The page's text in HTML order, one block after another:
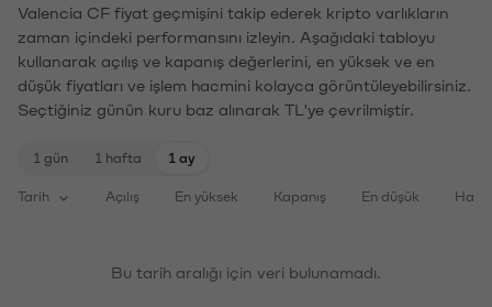
Valencia CF fiyat geçmişini takip ederek kripto varlıkların
zaman içindeki performansını izleyin. Aşağıdaki tabloyu
kullanarak açılış ve kapanış değerlerini, en yüksek ve en
düşük fiyatları ve işlem hacmini kolayca görüntüleyebilirsiniz.
Seçtiğiniz günün kuru baz alınarak TL'ye çevrilmiştir.
1 gün 1 hafta 1 ay
Tarih Açılış En yüksek Kapanış En düşük
Bu tarih aralığı için veri bulunamadı.